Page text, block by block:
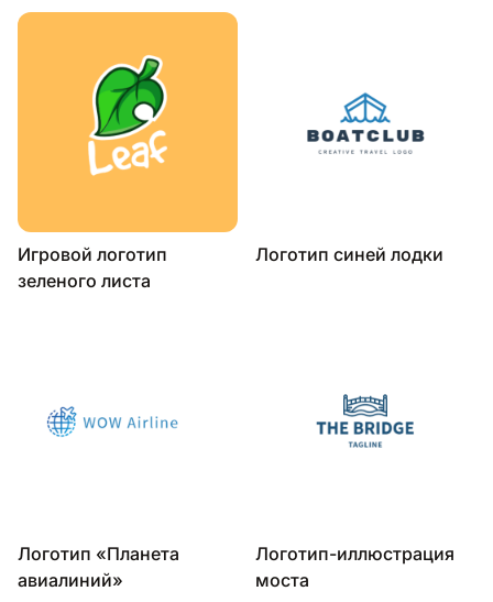
Игровой логотип
зеленого листа
Логотип синей лодки
Логотип «Планета
авиалиний»
Логотип-иллюстрация
моста